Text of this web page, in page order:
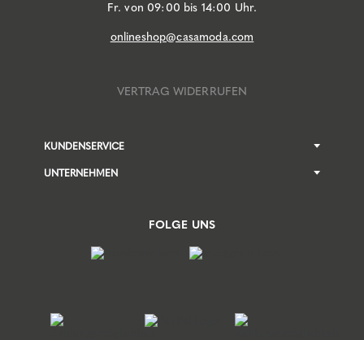
Fr. von 09:00 bis 14:00 Uhr.
onlineshop@casamoda.com
VERTRAG WIDERRUFEN
KUNDENSERVICE
UNTERNEHMEN
FOLGE UNS